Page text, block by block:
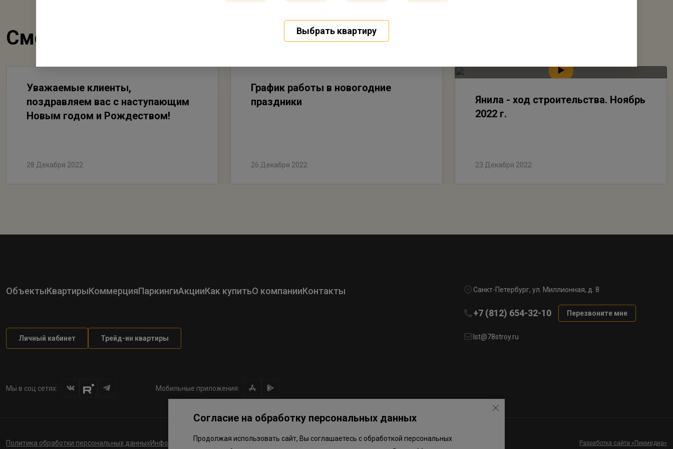
Смотрите также
Уважаемые клиенты,
поздравляем вас с наступающим
Новым годом и Рождеством!
28 Декабря 2022
График работы в новогодние
праздники
26 Декабря 2022
Янила - ход строительства. Ноябрь
2022 г.
23 Декабря 2022
ОбъектыКвартирыКоммерцияПаркингиАкцииКак купитьО компанииКонтакты
Личный кабинет Трейд-ин квартиры
Санкт-Петербург, ул. Миллионная, д. 8
+7 (812) 654-32-10 Перезвоните мне
lst@78stroy.ru
Мы в соц сетях: Мобильные приложения:
Политика обработки персональных данныхИнформация о плановом направлении средствПравила программы лояльности Разработка сайта «Пикмедиа»
Выбрать квартиру
Согласие на обработку персональных данных
Продолжая использовать сайт, Вы соглашаетесь с обработкой персональных